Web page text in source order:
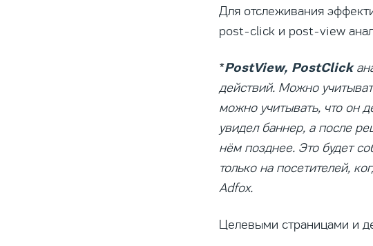
Для отслеживания
рost-click и post-view
*PostView, PostClick
действий. Можно
можно учитывать, что он
увидел баннер, а после
нём позднее. Это будет
только на посетителей,
Adfox.
Целевыми страницами и